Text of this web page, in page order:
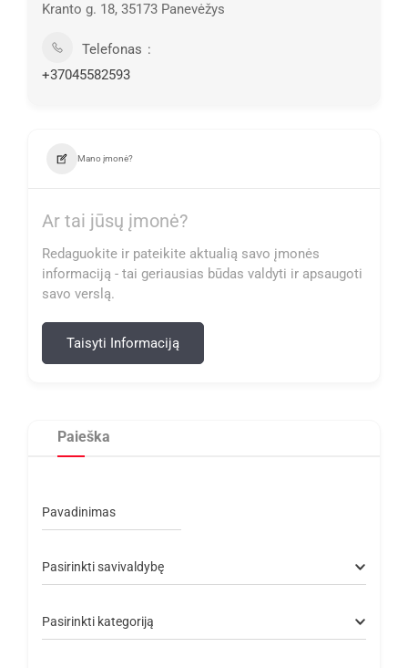
Kranto g. 18, 35173 Panevėžys
Telefonas
+37045582593
Mano įmonė?
Ar tai jūsų įmonė?
Redaguokite ir pateikite aktualią savo įmonės
informaciją - tai geriausias būdas valdyti ir apsaugoti
savo verslą.
Taisyti Informaciją
Paieška
Pavadinimas
Pasirinkti savivaldybę
Pasirinkti kategoriją